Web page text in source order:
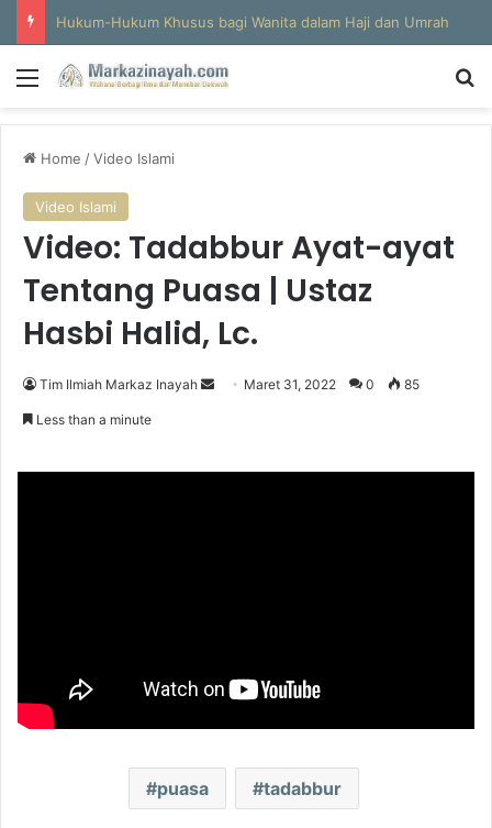
Hukum-Hukum Khusus bagi Wanita dalam Haji dan Umrah
Menu
Home /Video Islami
Video Islami
Video: Tadabbur Ayat-ayat
Tentang Puasa | Ustaz
Hasbi Halid, Lc.
Tim Ilmiah Markaz Inayah
Send Maret 31, 2022 0 85
Less than a minute
puasa tadabbur